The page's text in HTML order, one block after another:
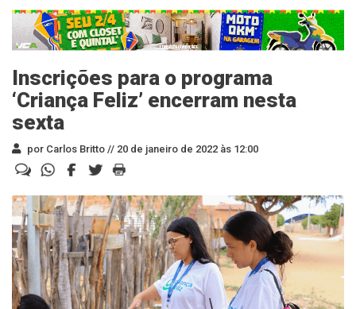
Inscrições para o programa
‘Criança Feliz’ encerram nesta
sexta
por Carlos Britto // 20 de janeiro de 2022 às 12:00